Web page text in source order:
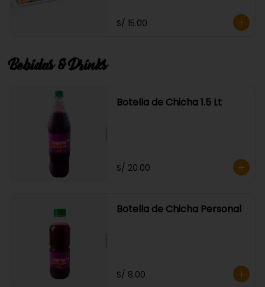
S/ 15.00
Bebidas & Drinks
Botella de Chicha 1.5 Lt
S/ 20.00
Botella de Chicha Personal
S/ 8.00